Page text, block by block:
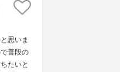
思いま
普段の
たいと